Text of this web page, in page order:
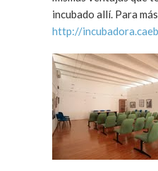
incubado allí. Para
http://